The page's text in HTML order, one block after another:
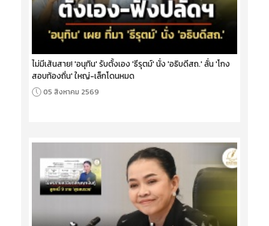
ไม่มีเส้นสาย! 'อนุทิน' รับตั้งเอง 'ธีรุตม์' นั่ง 'อธิบดีสถ.' ลั่น 'โกง
สอบท้องถิ่น' ใหญ่-เล็กโดนหมด
05 สิงหาคม 2569